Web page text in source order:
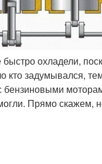
быстро охладели,
кто задумывался,
бензиновыми
Прямо скажем,